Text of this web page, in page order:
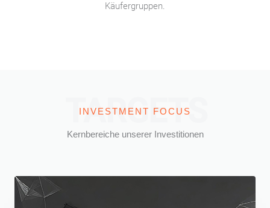
Käufergruppen.
INVESTMENT FOCUS
TARGETS
Kernbereiche unserer Investitionen